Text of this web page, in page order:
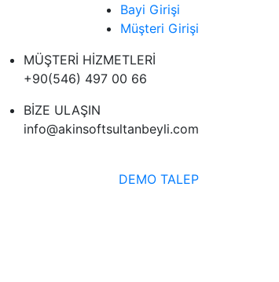
Bayi Girişi
Müşteri Girişi
MÜŞTERİ HİZMETLERİ
+90(546) 497 00 66
BİZE ULAŞIN
info@akinsoftsultanbeyli.com
DEMO TALEP